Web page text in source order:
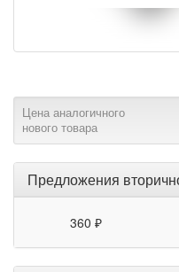
Цена аналогичного
нового товара
Предложения
360 ₽